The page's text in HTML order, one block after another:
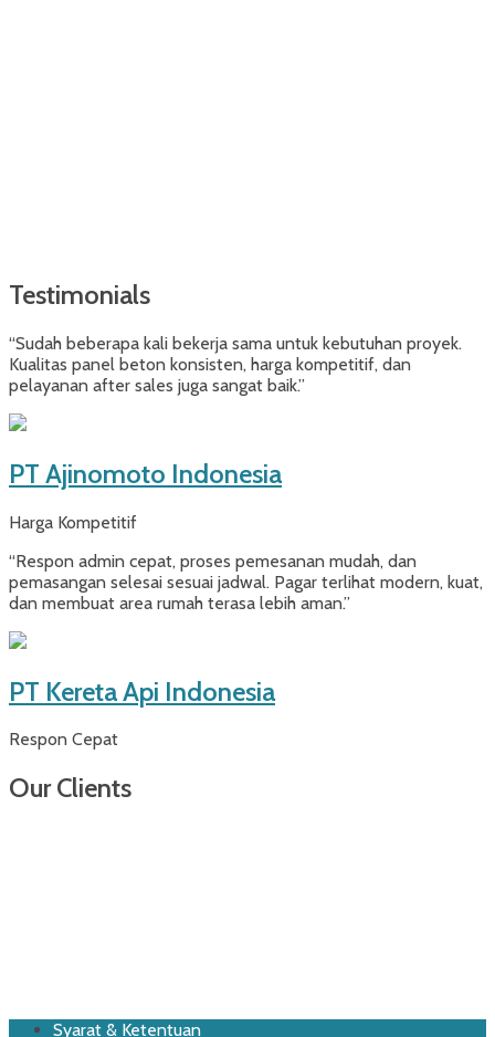
Testimonials
“Sudah beberapa kali bekerja sama untuk kebutuhan proyek.
Kualitas panel beton konsisten, harga kompetitif, dan
pelayanan after sales juga sangat baik.”
PT Ajinomoto Indonesia
Harga Kompetitif
“Respon admin cepat, proses pemesanan mudah, dan
pemasangan selesai sesuai jadwal. Pagar terlihat modern, kuat,
dan membuat area rumah terasa lebih aman.”
PT Kereta Api Indonesia
Respon Cepat
Our Clients
Skip Syarat & Ketentuan